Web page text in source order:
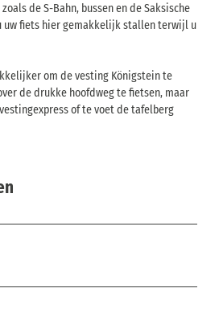
de S-Bahn, bussen en de Saksische
uw fiets hier gemakkelijk stallen terwijl u
om de vesting Königstein te
de drukke hoofdweg te fietsen, maar
of te voet de tafelberg